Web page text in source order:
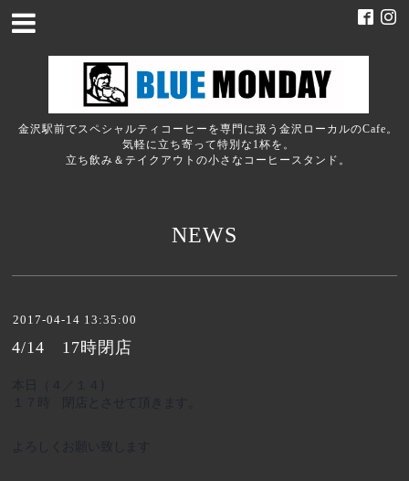
金沢駅前でスペシャルティコーヒーを専門に扱う金沢ローカルのCafe。
気軽に立ち寄って特別な1杯を。
立ち飲み＆テイクアウトの小さなコーヒースタンド。
NEWS
2017-04-14 13:35:00
4/14 17時閉店